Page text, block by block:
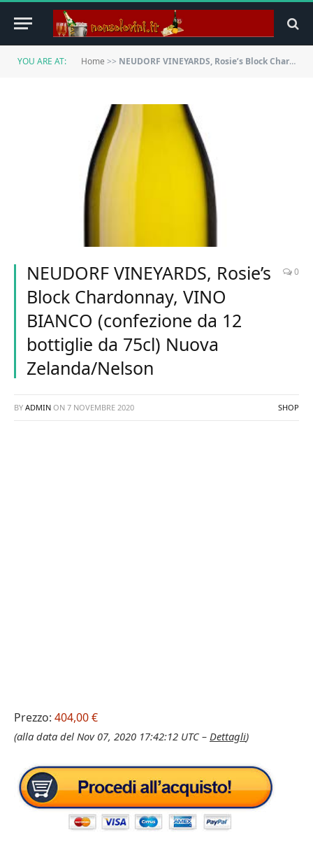
YOU ARE AT: Home >> NEUDORF VINEYARDS, Rosie’s Block Chardonnay, VINO BIANCO (confezione da 12 bottiglie da 75cl) Nuova Zelanda/Nelson
NEUDORF VINEYARDS, Rosie’s
Block Chardonnay, VINO
BIANCO (confezione da 12
bottiglie da 75cl) Nuova
Zelanda/Nelson
0
BY ADMIN ON 7 NOVEMBRE 2020 SHOP
Prezzo: 404,00 €
(alla data del Nov 07, 2020 17:42:12 UTC – Dettagli)